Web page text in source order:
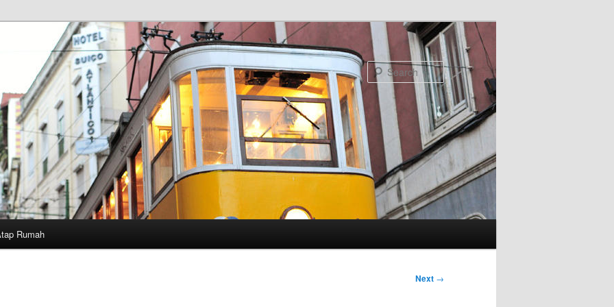
Search
Rumah
Next →